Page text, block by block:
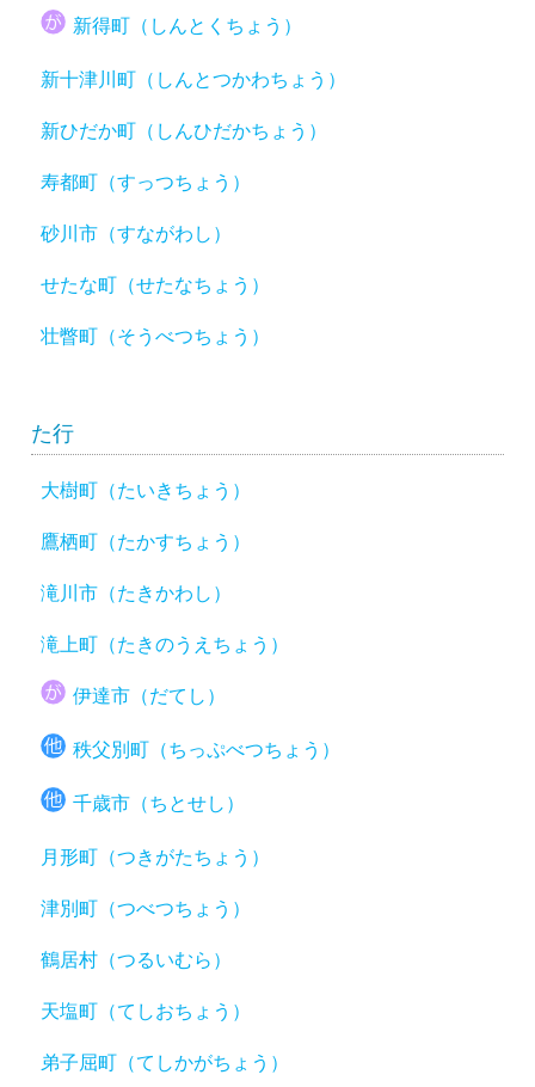
新得町（しんとくちょう）
新十津川町（しんとつかわちょう）
新ひだか町（しんひだかちょう）
寿都町（すっつちょう）
砂川市（すながわし）
せたな町（せたなちょう）
壮瞥町（そうべつちょう）
た行
大樹町（たいきちょう）
鷹栖町（たかすちょう）
滝川市（たきかわし）
滝上町（たきのうえちょう）
伊達市（だてし）
秩父別町（ちっぷべつちょう）
千歳市（ちとせし）
月形町（つきがたちょう）
津別町（つべつちょう）
鶴居村（つるいむら）
天塩町（てしおちょう）
弟子屈町（てしかがちょう）